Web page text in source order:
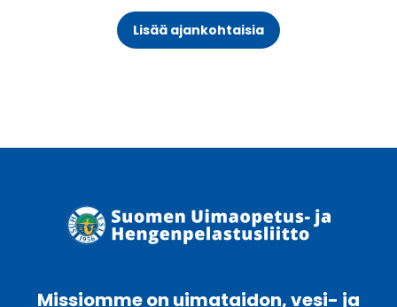
Lisää ajankohtaisia
Missiomme on uimataidon, vesi- ja